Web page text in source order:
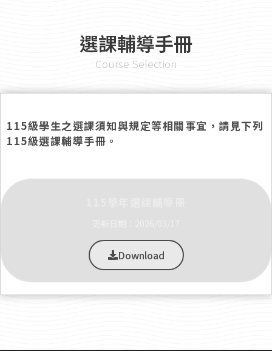
選課輔導手冊
Course Selection
115級學生之選課須知與規定等相關事宜，請見下列
115級選課輔導手冊。
Download